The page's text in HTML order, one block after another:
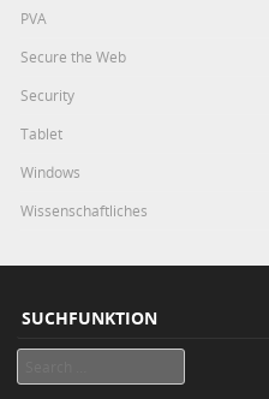
PVA
Secure the Web
Security
Tablet
Windows
Wissenschaftliches
SUCHFUNKTION